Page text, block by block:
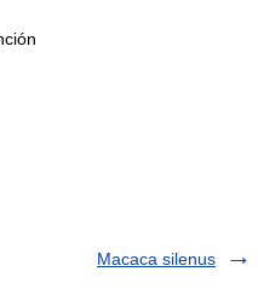
Macaca silenus